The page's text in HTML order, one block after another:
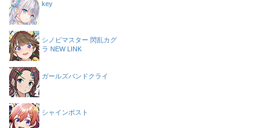
key
シノビマスター 閃乱カグ
ラ NEW LINK
ガールズバンドクライ
シャインポスト